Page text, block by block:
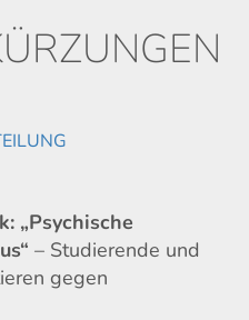
„Psychische
– Studierende und
gegen